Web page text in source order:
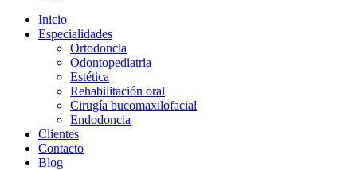
Inicio
Especialidades
Ortodoncia
Odontopediatria
Estética
Rehabilitación oral
Cirugía bucomaxilofacial
Endodoncia
Clientes
Contacto
Blog